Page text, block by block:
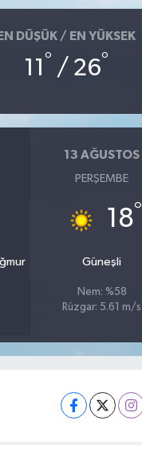
EN DÜŞÜK / EN YÜKSEK
11 ° / 26°
13 AĞUSTOS
PERŞEMBE
18°
Güneşli
Nem: %58
Rüzgar: 5.61 m/s